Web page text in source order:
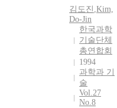
김도진 ,Kim,
Do-Jin
한국과학
기술단체
총연합회
1994
과학과 기
술
Vol.27
No.8